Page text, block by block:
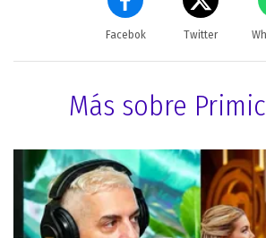
Facebok Twitter
Más sobre